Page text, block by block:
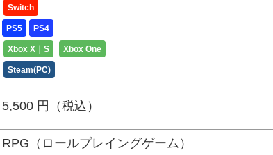
Switch
PS5 PS4
Xbox X｜S Xbox One
Steam(PC)
5,500 円（税込）
RPG（ロールプレイングゲーム）